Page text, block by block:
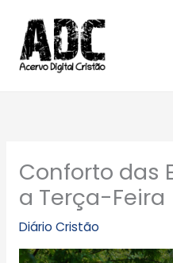
para
conteúdo
Conforto das
a Terça-Feira
Diário Cristão